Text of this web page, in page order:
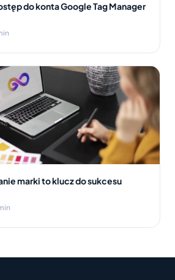
do konta Google Tag Manager
marki to klucz do sukcesu